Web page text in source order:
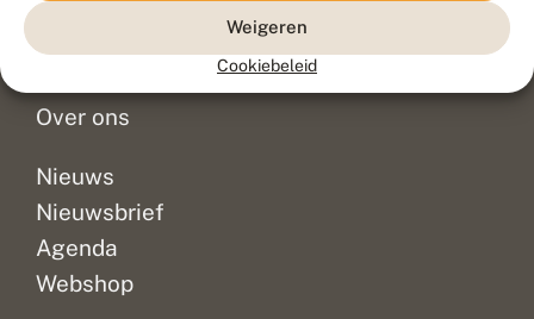
Weigeren
Cookiebeleid
Doneer
Over ons
Nieuws
Nieuwsbrief
Agenda
Webshop